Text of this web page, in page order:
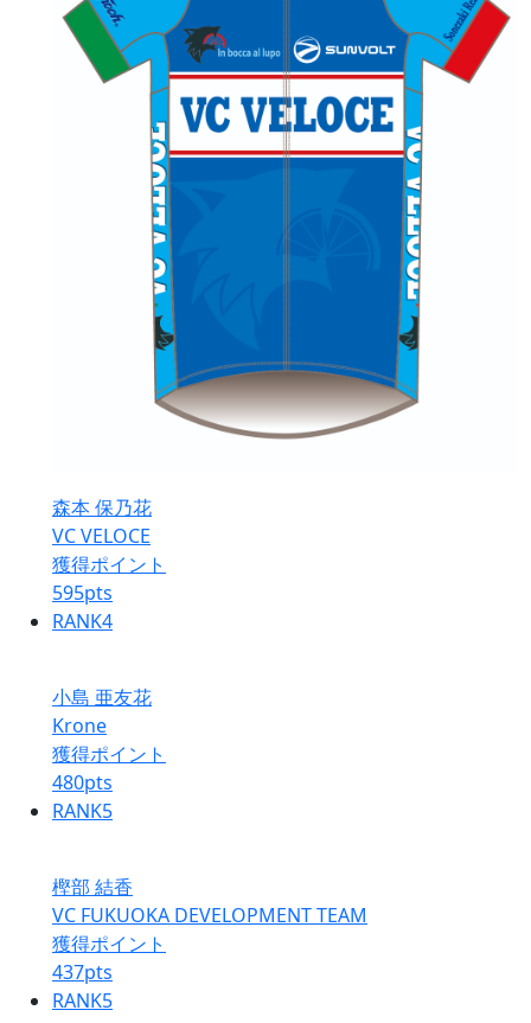
森本 保乃花
VC VELOCE
獲得ポイント
595pts
RANK4
小島 亜友花
Krone
獲得ポイント
480pts
RANK5
樫部 結香
VC FUKUOKA DEVELOPMENT TEAM
獲得ポイント
437pts
RANK5